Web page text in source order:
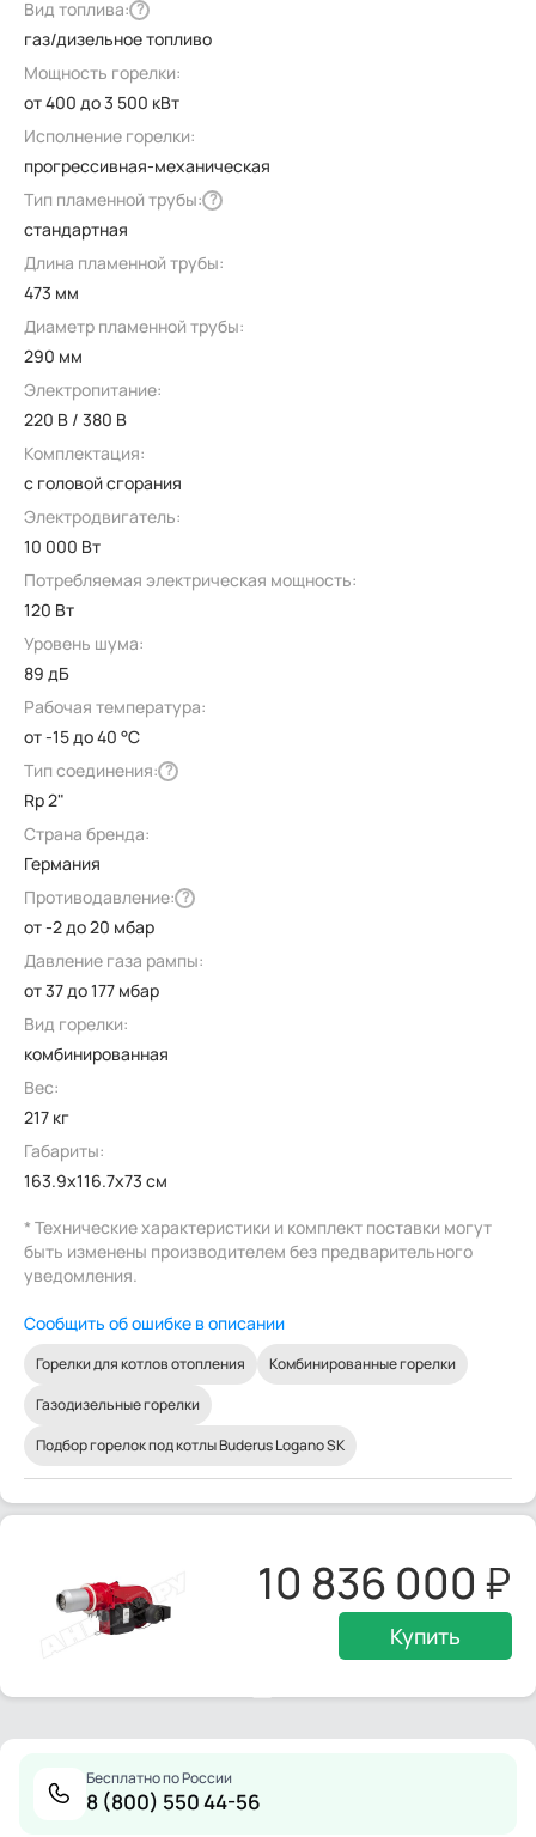
Вид топлива: ?
газ/дизельное топливо
Мощность горелки:
от 400 до 3 500 кВт
Исполнение горелки:
прогрессивная-механическая
Тип пламенной трубы: ?
стандартная
Длина пламенной трубы:
473 мм
Диаметр пламенной трубы:
290 мм
Электропитание:
220 В / 380 В
Комплектация:
с головой сгорания
Электродвигатель:
10 000 Вт
Потребляемая электрическая мощность:
120 Вт
Уровень шума:
89 дБ
Рабочая температура:
от -15 до 40 °C
Тип соединения: ?
Rp 2"
Страна бренда:
Германия
Противодавление: ?
от -2 до 20 мбар
Давление газа рампы:
от 37 до 177 мбар
Вид горелки:
комбинированная
Вес:
217 кг
Габариты:
163.9x116.7x73 см
* Технические характеристики и комплект поставки могут
быть изменены производителем без предварительного
уведомления.
Сообщить об ошибке в описании
Горелки для котлов отопления
Комбинированные горелки
Газодизельные горелки
Подбор горелок под котлы Buderus Logano SK
10 836 000
Купить
Бесплатно по России
8 (800) 550 44-56